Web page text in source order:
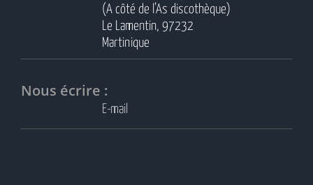
(A côté de l’As discothèque)
Le Lamentin, 97232
Martinique
Nous écrire :
E-mail